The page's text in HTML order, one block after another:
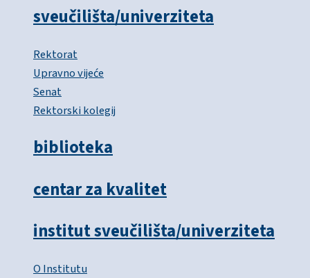
sveučilišta/univerziteta
Rektorat
Upravno vijeće
Senat
Rektorski kolegij
biblioteka
centar za kvalitet
institut sveučilišta/univerziteta
O Institutu